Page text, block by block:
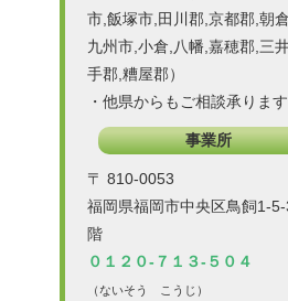
市,飯塚市,田川郡,京都郡,朝
九州市,小倉,八幡,嘉穂郡,三
手郡,糟屋郡）
・他県からもご相談承ります
事業所
〒 810-0053
福岡県福岡市中央区鳥飼1-5-
階
０１２０-７１３-５０４
（ないそう こうじ）